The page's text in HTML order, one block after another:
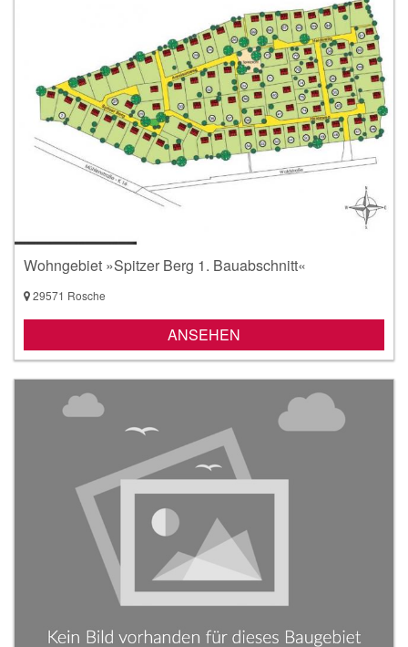
Wohngebiet »Spitzer Berg 1. Bauabschnitt«
29571 Rosche
ANSEHEN